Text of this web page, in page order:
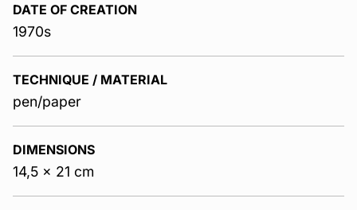
DATE OF CREATION
1970s
TECHNIQUE / MATERIAL
pen/paper
DIMENSIONS
14,5 x 21 cm